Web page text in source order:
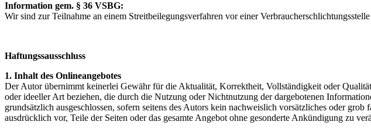
Information gem. § 36 VSBG:
Wir sind zur Teilnahme an einem Streitbeilegungsverfahren vor einer
Haftungssausschluss
1. Inhalt des Onlineangebotes
Der Autor übernimmt keinerlei Gewähr für die Aktualität, Korrektheit, Vollständigkeit oder
oder ideeller Art beziehen, die durch die Nutzung oder Nichtnutzung der dargebotenen
grundsätzlich ausgeschlossen, sofern seitens des Autors kein nachweislich vorsätzliches oder
ausdrücklich vor, Teile der Seiten oder das gesamte Angebot ohne gesonderte Ankündigung zu